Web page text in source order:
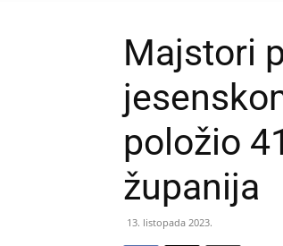
Majstori
položio
županija
13. listopada 2023.